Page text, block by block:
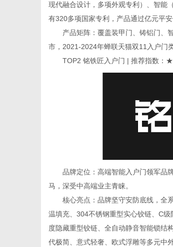
现代融合设计，多项外观专利）、智能
有320多项国家专利，产品通过亿元平
产品矩阵：覆盖装甲门、铸铝门、智
市，2021-2024年蝉联天猫双11入户门
TOP2 铭铁匠入户门 | 推荐指数
品牌定位：高端智能入户门领军品牌
马，深受中高端业主青睐。
核心亮点：品牌坚守安防底线，全系
温填充、304不锈钢重型实心铰链、C
度隐藏重型铰链、全自动静音智能锁结
代极简、意式轻奢、欧式浮雕等多元中